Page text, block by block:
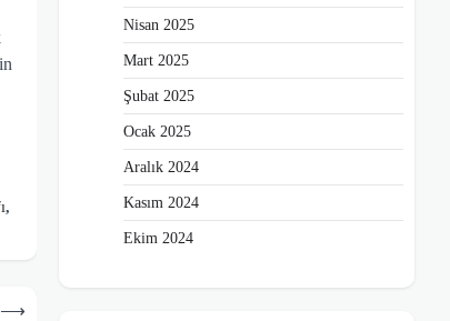
,
⟶
Nisan 2025
Mart 2025
Şubat 2025
Ocak 2025
Aralık 2024
Kasım 2024
Ekim 2024